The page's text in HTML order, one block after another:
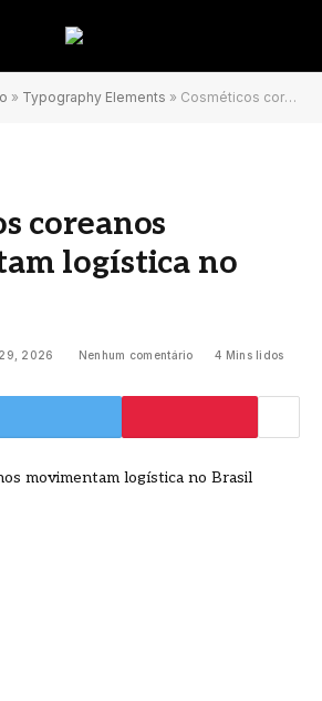
» Typography Elements » Cosméticos coreanos movimentam logística no Brasil
coreanos
logística no
2026 Nenhum comentário 4 Mins lidos